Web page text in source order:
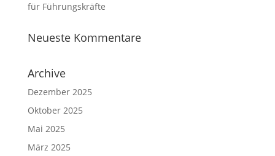
für Führungskräfte
Neueste Kommentare
Archive
Dezember 2025
Oktober 2025
Mai 2025
März 2025